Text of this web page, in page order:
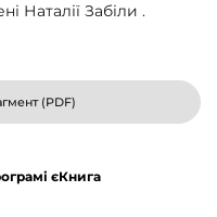
Наталії Забіли .
(PDF)
єКнига